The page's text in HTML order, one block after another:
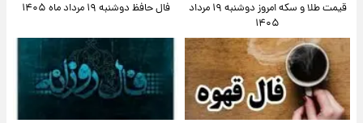
قیمت طلا و سکه امروز دوشنبه ۱۹ مرداد
۱۴۰۵
فال حافظ دوشنبه ۱۹ مرداد ماه ۱۴۰۵